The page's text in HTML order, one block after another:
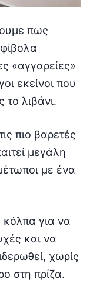
πως
«αγγαρείες»
εκείνοι που
λιβάνι.
πιο βαρετές
μεγάλη
με ένα
για να
και να
χωρίς
στη πρίζα.